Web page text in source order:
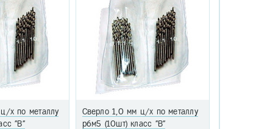
х по металлу
"В"
Сверло 1,0 мм ц/х по металлу
р6м5 (10шт) класс "В"